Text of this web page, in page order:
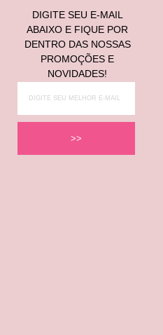
DIGITE SEU E-MAIL
ABAIXO E FIQUE POR
DENTRO DAS NOSSAS
PROMOÇÕES E
NOVIDADES!
>>